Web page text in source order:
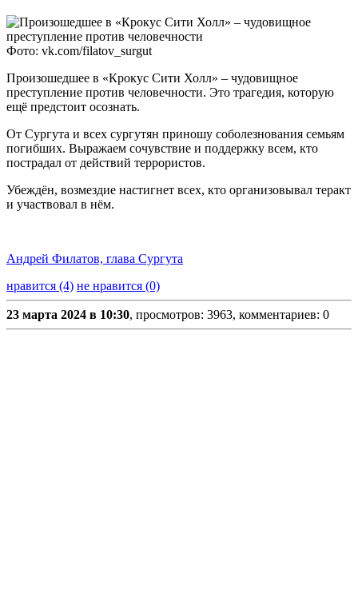
Фото: vk.com/filatov_surgut
Произошедшее в «Крокус Сити Холл» – чудовищное
преступление против человечности. Это трагедия, которую
ещё предстоит осознать.
От Сургута и всех сургутян приношу соболезнования семьям
погибших. Выражаем сочувствие и поддержку всем, кто
пострадал от действий террористов.
Убеждён, возмездие настигнет всех, кто организовывал теракт
и участвовал в нём.
Андрей Филатов, глава Сургута
нравится (4) не нравится (0)
23 марта 2024 в 10:30, просмотров: 3963, комментариев: 0